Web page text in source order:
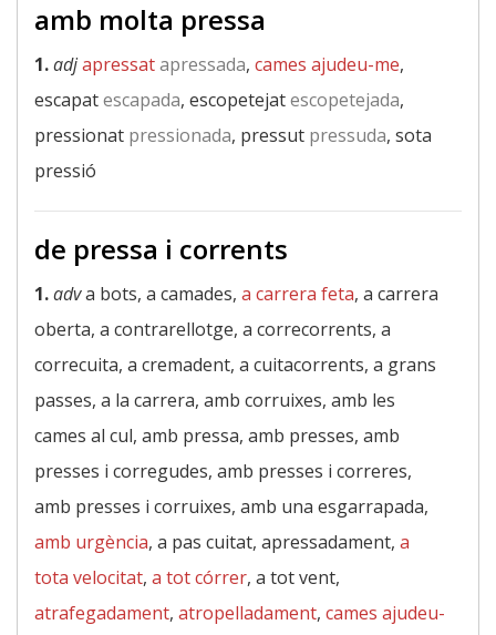
amb molta pressa
1.adjapressatapressada, cames ajudeu-me,
escapatescapada, escopetejatescopetejada,
pressionat pressionada, pressut pressuda, sota
pressió
de pressa i corrents
1.adva bots, a camades, a carrera feta, a carrera
oberta, a contrarellotge, a correcorrents, a
correcuita, a cremadent, a cuitacorrents, a grans
passes, a la carrera, amb corruixes, amb les
cames al cul, amb pressa, amb presses, amb
presses i corregudes, amb presses i correres,
amb presses i corruixes, amb una esgarrapada,
amb urgència, a pas cuitat, apressadament, a
tota velocitat, a tot córrer, a tot vent,
atrafegadament, atropelladament, cames ajudeu-